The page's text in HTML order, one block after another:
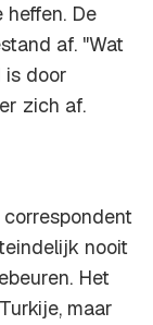
De
af. "Wat
is door
zich af.
nooit
Het
maar